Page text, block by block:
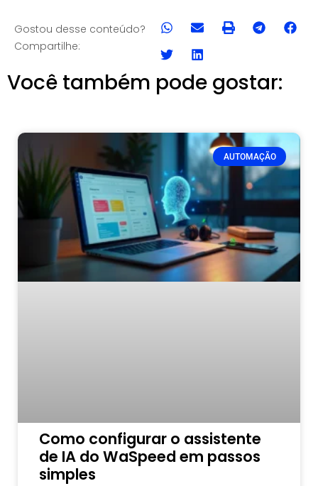
Gostou desse conteúdo?
Compartilhe:
Você também pode gostar:
AUTOMAÇÃO
Como configurar o assistente
de IA do WaSpeed em passos
simples